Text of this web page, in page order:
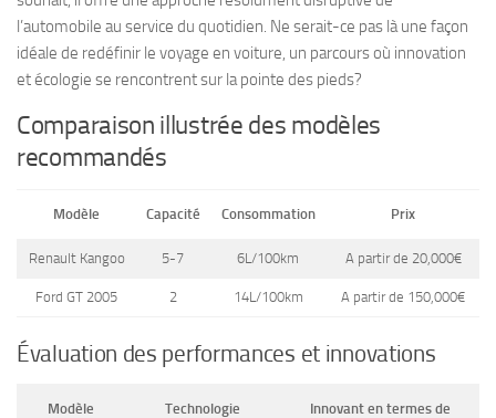
l’automobile au service du quotidien. Ne serait-ce pas là une façon
idéale de redéfinir le voyage en voiture, un parcours où innovation
et écologie se rencontrent sur la pointe des pieds?
Comparaison illustrée des modèles
recommandés
Modèle Capacité Consommation Prix
Renault Kangoo 5-7 6L/100km A partir de 20,000€
Ford GT 2005 2 14L/100km A partir de 150,000€
Évaluation des performances et innovations
Modèle
Technologie
Innovant en termes de